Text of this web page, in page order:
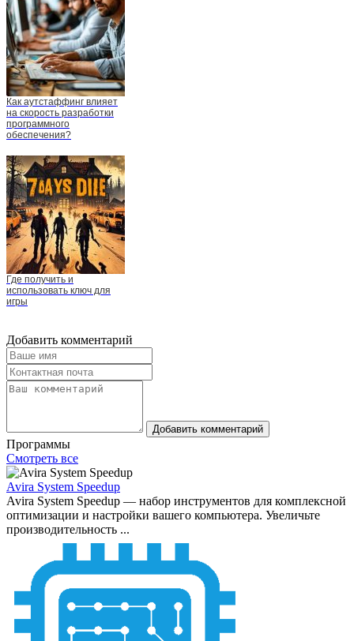
Как аутстаффинг влияет
на скорость разработки
программного
обеспечения?
Где получить и
использовать ключ для
игры
Добавить комментарий
Добавить комментарий
Программы
Смотреть все
Avira System Speedup
Avira System Speedup — набор инструментов для комплексной
оптимизации и настройки вашего компьютера. Увеличьте
производительность ...